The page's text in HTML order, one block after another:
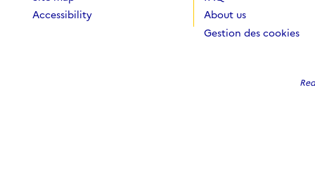
Accessibility
About us
Gestion des cookies